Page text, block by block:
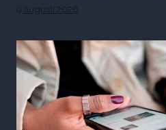
9 augusti 2026